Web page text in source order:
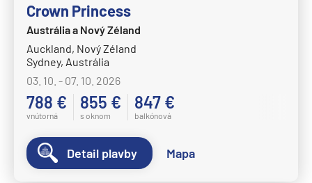
Crown Princess
Austrália a Nový Zéland
Auckland, Nový Zéland
Sydney, Austrália
03. 10. - 07. 10. 2026
788 €
vnútorná
855 €
s oknom
847 €
balkónová
Detail plavby Mapa